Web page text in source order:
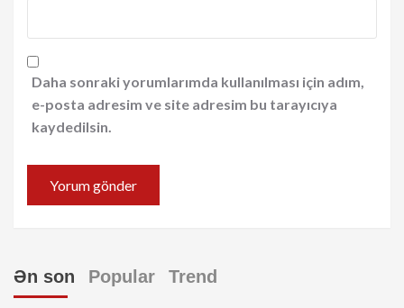
Daha sonraki yorumlarımda kullanılması için adım,
e-posta adresim ve site adresim bu tarayıcıya
kaydedilsin.
Ən son Popular Trend